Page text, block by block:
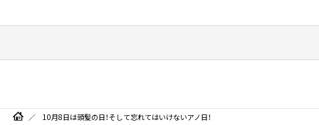
10月8日は頭髪の日！そして忘れてはいけないアノ日！